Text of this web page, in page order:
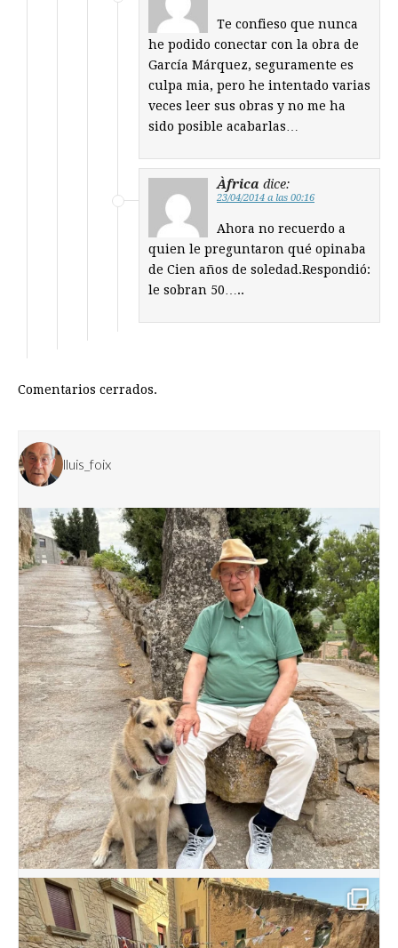
Te confieso que nunca
he podido conectar con la obra de
García Márquez, seguramente es
culpa mia, pero he intentado varias
veces leer sus obras y no me ha
sido posible acabarlas…
Àfrica dice:
23/04/2014 a las 00:16
Ahora no recuerdo a
quien le preguntaron qué opinaba
de Cien años de soledad.Respondió:
le sobran 50…..
Comentarios cerrados.
lluis_foix